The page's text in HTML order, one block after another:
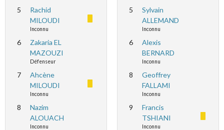
5
Rachid
MILOUDI
Inconnu
6
Zakaria EL
MAZOUZI
Défenseur
7
Ahcène
MILOUDI
Inconnu
8
Nazim
ALOUACH
Inconnu
5
Sylvain
ALLEMAND
Inconnu
6
Alexis
BERNARD
Inconnu
8
Geoffrey
FALLAMI
Inconnu
9
Francis
TSHIANI
Inconnu